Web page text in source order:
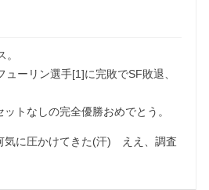
ーリン選手[1]に完敗でSF敗退、
トなしの完全優勝おめでとう。
気に圧かけてきた(汗) ええ、調査